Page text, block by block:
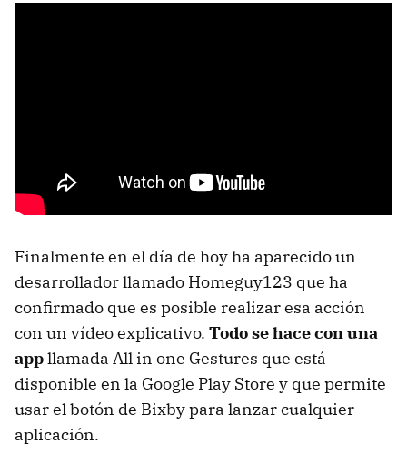
Finalmente en el día de hoy ha aparecido un
desarrollador llamado Homeguy123 que ha
confirmado que es posible realizar esa acción
con un vídeo explicativo. Todo se hace con una
appllamada All in one Gestures que está
disponible en la Google Play Store y que permite
usar el botón de Bixby para lanzar cualquier
aplicación.